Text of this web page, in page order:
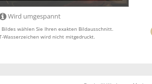
Wird umgespannt
wählen Sie Ihren exakten Bildausschnitt.
Wasserzeichen wird nicht mitgedruckt.